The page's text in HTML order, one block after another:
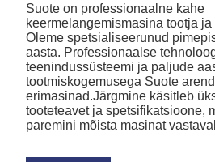
Suote on professionaalne kahe
keermelangemismasina tootja
Oleme spetsialiseerunud
aasta. Professionaalse
teenindussüsteemi ja paljude
tootmiskogemusega Suote
erimasinad.Järgmine käsitleb
tooteteavet ja spetsifikatsioone,
paremini mõista masinat